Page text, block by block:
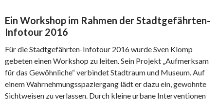
Ein Workshop im Rahmen der Stadtgefährten-
Infotour 2016
Für die Stadtgefährten-Infotour 2016 wurde Sven Klomp
gebeten einen Workshop zu leiten. Sein Projekt „Aufmerksam
für das Gewöhnliche“ verbindet Stadtraum und Museum. Auf
einem Wahrnehmungsspaziergang lädt er dazu ein, gewohnte
Sichtweisen zu verlassen. Durch kleine urbane Interventionen